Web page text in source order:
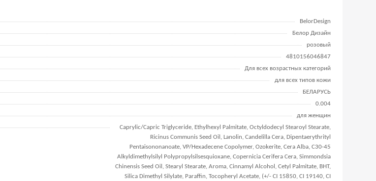
BelorDesign
Белор Дизайн
розовый
4810156046847
Для всех возрастных категорий
для всех типов кожи
БЕЛАРУСЬ
0.004
для женщин
Caprylic/Capric Triglyceride, Ethylhexyl Palmitate, Octyldodecyl Stearoyl Stearate,
Ricinus Communis Seed Oil, Lanolin, Candelilla Cera, Dipentaerythrityl
Pentaisononanoate, VP/Hexadecene Copolymer, Ozokerite, Cera Alba, C30-45
Alkyldimethylsilyl Polypropylsilsesquioxane, Copernicia Cerifera Cera, Simmondsia
Chinensis Seed Oil, Stearyl Stearate, Aroma, Cinnamyl Alcohol, Cetyl Palmitate, BHT,
Silica Dimethyl Silylate, Paraffin, Tocopheryl Acetate, (+/- CI 15850, CI 19140, CI